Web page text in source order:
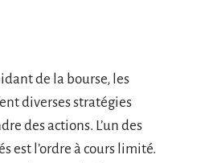
de la bourse, les
diverses stratégies
des actions. L’un des
est l’ordre à cours limité.